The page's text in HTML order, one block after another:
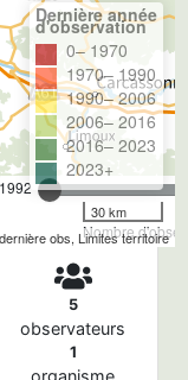
1992
Nombre
Dernière année
d'observation
0– 1970
1970– 1990
1990– 2006
2006– 2016
2016– 2023
2023+
30 km
obs, Limites territoire
5
observateurs
1